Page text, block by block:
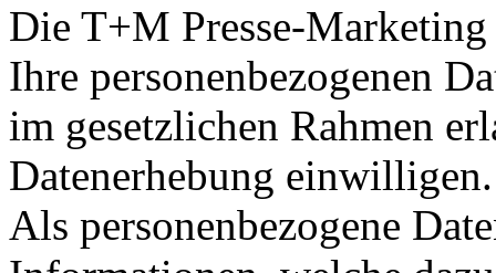
Die T+M Presse-
Ihre personenbezogenen
im gesetzlichen Rahmen
Datenerhebung einwilligen.
Als personenbezogene